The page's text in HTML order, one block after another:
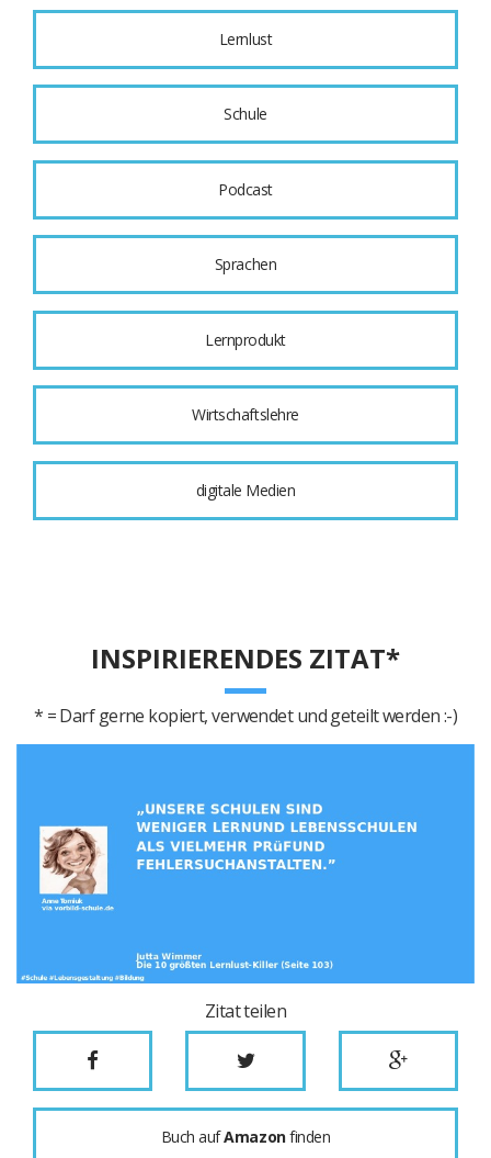
Lernlust
Schule
Podcast
Sprachen
Lernprodukt
Wirtschaftslehre
digitale Medien
INSPIRIERENDES ZITAT*
* = Darf gerne kopiert, verwendet und geteilt werden :-)
Zitat teilen
Buch aufAmazonfinden